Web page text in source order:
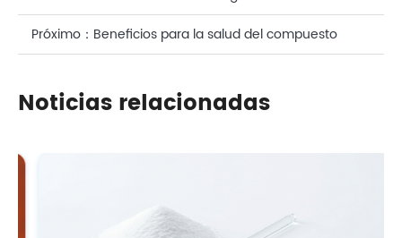
cosmético ARNi para la piel
Próximo： Beneficios para la salud del compuesto
sobre la solución bioactiva de CASOV
Noticias relacionadas